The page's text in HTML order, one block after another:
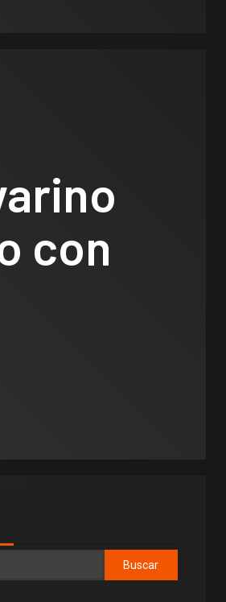
con
Buscar